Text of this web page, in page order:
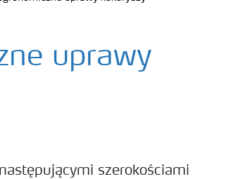
uprawy
szerokościami